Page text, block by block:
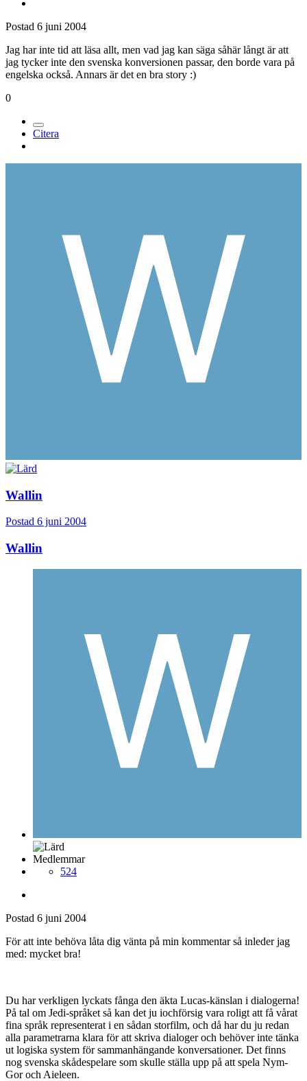
Postad 6 juni 2004
Jag har inte tid att läsa allt, men vad jag kan säga såhär långt är att
jag tycker inte den svenska konversionen passar, den borde vara på
engelska också. Annars är det en bra story :)
0
Citera
Wallin
Postad 6 juni 2004
Wallin
Medlemmar
524
Postad 6 juni 2004
För att inte behöva låta dig vänta på min kommentar så inleder jag
med: mycket bra!
Du har verkligen lyckats fånga den äkta Lucas-känslan i dialogerna!
På tal om Jedi-språket så kan det ju iochförsig vara roligt att få vårat
fina språk representerat i en sådan storfilm, och då har du ju redan
alla parametrarna klara för att skriva dialoger och behöver inte tänka
ut logiska system för sammanhängande konversationer. Det finns
nog svenska skådespelare som skulle ställa upp på att spela Nym-
Gor och Aieleen.